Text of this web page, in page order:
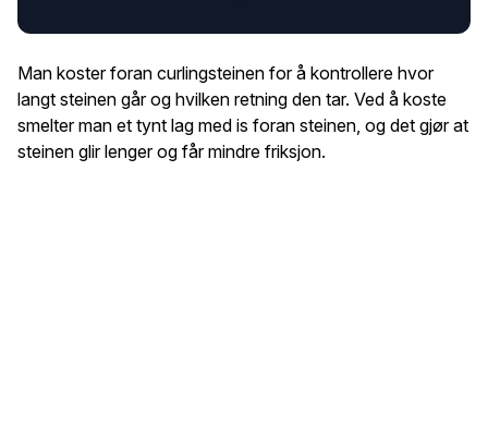
Man koster foran curlingsteinen for å kontrollere hvor
langt steinen går og hvilken retning den tar. Ved å koste
smelter man et tynt lag med is foran steinen, og det gjør at
steinen glir lenger og får mindre friksjon.